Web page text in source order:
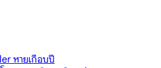
หายเกือบปี